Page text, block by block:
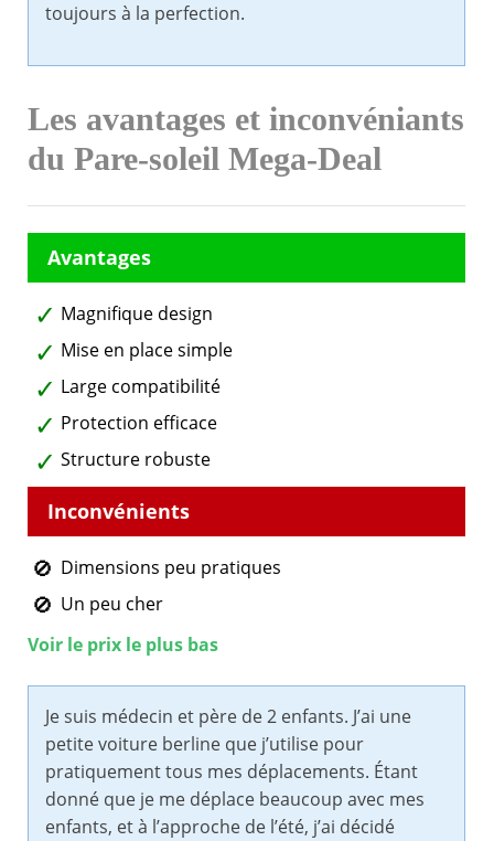
toujours à la perfection.
Les avantages et inconvéniants
du Pare-soleil Mega-Deal
Magnifique design
Mise en place simple
Large compatibilité
Protection efficace
Structure robuste
Dimensions peu pratiques
Un peu cher
Voir le prix le plus bas
Je suis médecin et père de 2 enfants. J’ai une
petite voiture berline que j’utilise pour
pratiquement tous mes déplacements. Étant
donné que je me déplace beaucoup avec mes
enfants, et à l’approche de l’été, j’ai décidé